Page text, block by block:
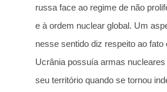
russa face ao regime de não
e à ordem nuclear global. Um
nesse sentido diz respeito ao fato
Ucrânia possuía armas
seu território quando se tornou